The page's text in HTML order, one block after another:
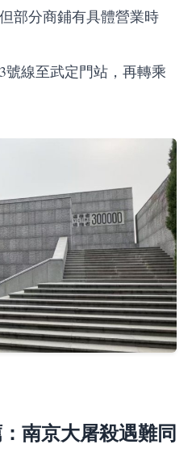
部分商鋪有具體營業時
號線至武定門站，再轉乘
南京大屠殺遇難同